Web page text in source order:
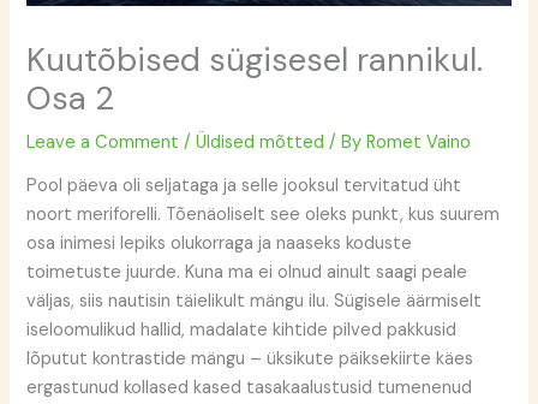
Kuutõbised sügisesel rannikul.
Osa 2
Leave a Comment /Üldised mõtted / ByRomet Vaino
Pool päeva oli seljataga ja selle jooksul tervitatud üht
noort meriforelli. Tõenäoliselt see oleks punkt, kus suurem
osa inimesi lepiks olukorraga ja naaseks koduste
toimetuste juurde. Kuna ma ei olnud ainult saagi peale
väljas, siis nautisin täielikult mängu ilu. Sügisele äärmiselt
iseloomulikud hallid, madalate kihtide pilved pakkusid
lõputut kontrastide mängu – üksikute päiksekiirte käes
ergastunud kollased kased tasakaalustusid tumenenud